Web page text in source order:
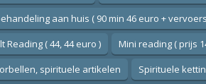
aan huis ( 90 min 46 euro +
Reading ( 44, 44 euro ) Mini reading ( prijs
spirituele artikelen Spirituele